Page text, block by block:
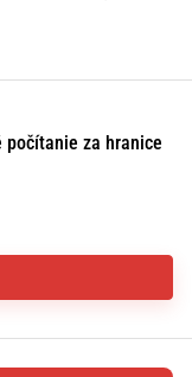
počítanie za hranice